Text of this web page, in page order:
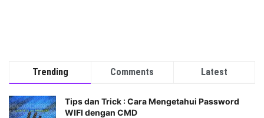
Trending Comments Latest
Tips dan Trick : Cara Mengetahui Password
WIFI dengan CMD